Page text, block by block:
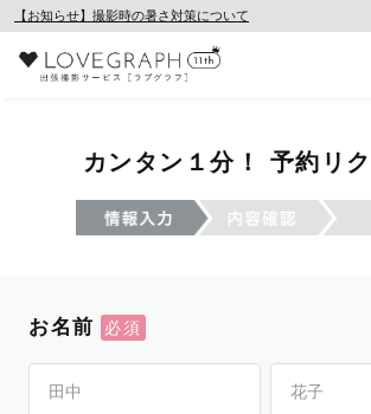
【お知らせ】撮影時の暑さ対策について
カンタン１分！ 予約リ
お名前